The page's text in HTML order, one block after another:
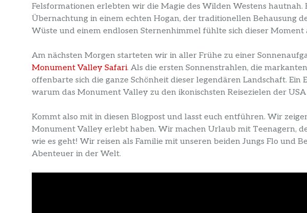
Felsformationen erlebten wir die Magie des Wilden Westens
Übernachtung in einem echten Hogan, der traditionellen Behausung
Wüste und einem endlosen Sternenhimmel fühlte sich dieser Moment
Am nächsten Morgen starteten wir in aller Frühe zu einer
Monument Valley Safari. Als die ersten Sonnenstrahlen, die
offenbarte sich die ganze Schönheit dieser legendären Landschaft. Ein
warum das Monument Valley zu den ikonischsten Reisezielen der
Kommt also mit in diesen Blogpost und lasst euch entführen. Wir
Monument Valley erlebt haben. Wir machen Urlaub mit Teenagern,
wie es geht! Wir reisen als Familie mit unseren beiden Jungs Flo und
Abenteuer in der Welt.